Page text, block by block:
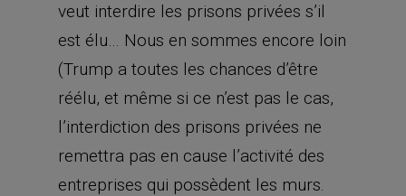
veut interdire les prisons privées s’il
est élu… Nous en sommes encore loin
(Trump a toutes les chances d’être
réélu, et même si ce n’est pas le cas,
l’interdiction des prisons privées ne
remettra pas en cause l’activité des
entreprises qui possèdent les murs.